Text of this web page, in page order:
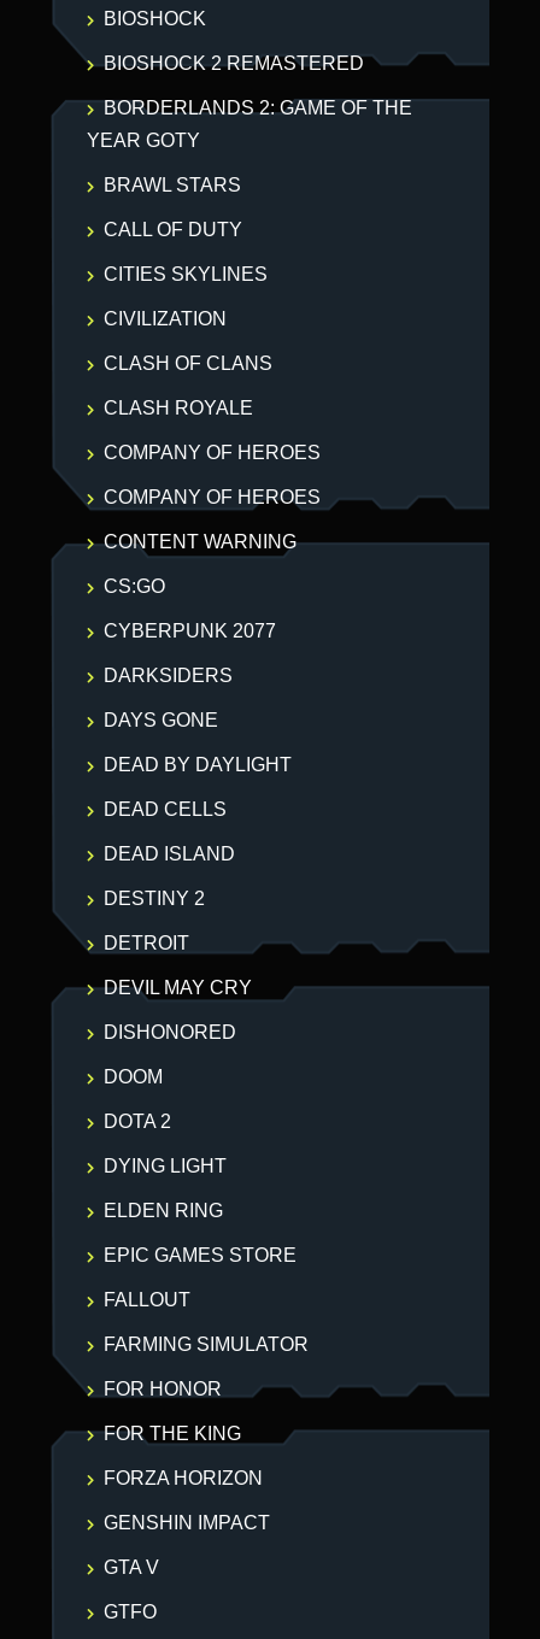
BIOSHOCK
BIOSHOCK 2 REMASTERED
BORDERLANDS 2: GAME OF THE
YEAR GOTY
BRAWL STARS
CALL OF DUTY
CITIES SKYLINES
CIVILIZATION
CLASH OF CLANS
CLASH ROYALE
COMPANY OF HEROES
COMPANY OF HEROES
CONTENT WARNING
CS:GO
CYBERPUNK 2077
DARKSIDERS
DAYS GONE
DEAD BY DAYLIGHT
DEAD CELLS
DEAD ISLAND
DESTINY 2
DETROIT
DEVIL MAY CRY
DISHONORED
DOOM
DOTA 2
DYING LIGHT
ELDEN RING
EPIC GAMES STORE
FALLOUT
FARMING SIMULATOR
FOR HONOR
FOR THE KING
FORZA HORIZON
GENSHIN IMPACT
GTA V
GTFO